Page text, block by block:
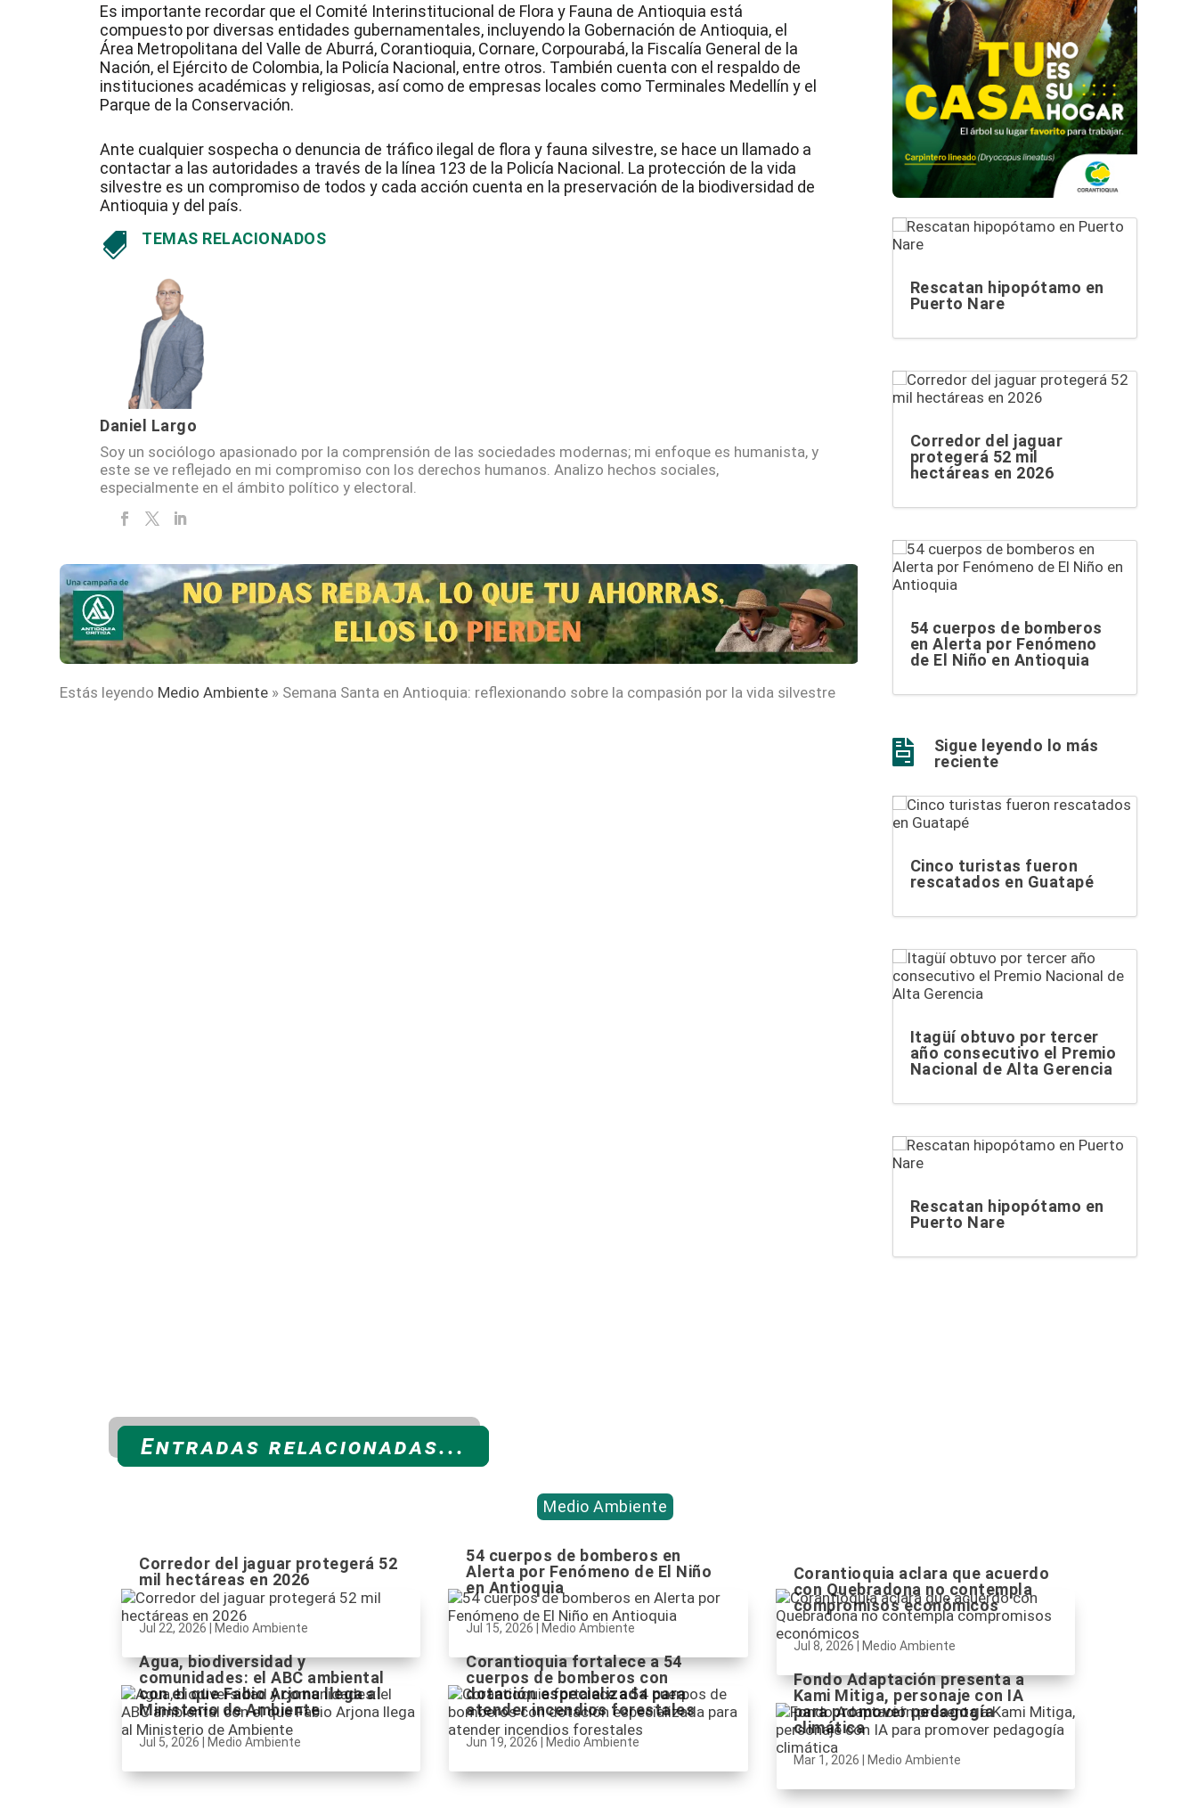
Es importante recordar que el Comité Interinstitucional de Flora y Fauna de Antioquia está
compuesto por diversas entidades gubernamentales, incluyendo la Gobernación de Antioquia, el
Área Metropolitana del Valle de Aburrá, Corantioquia, Cornare, Corpourabá, la Fiscalía General de la
Nación, el Ejército de Colombia, la Policía Nacional, entre otros. También cuenta con el respaldo de
instituciones académicas y religiosas, así como de empresas locales como Terminales Medellín y el
Parque de la Conservación.
Ante cualquier sospecha o denuncia de tráfico ilegal de flora y fauna silvestre, se hace un llamado a
contactar a las autoridades a través de la línea 123 de la Policía Nacional. La protección de la vida
silvestre es un compromiso de todos y cada acción cuenta en la preservación de la biodiversidad de
Antioquia y del país.
 TEMAS RELACIONADOS
Daniel Largo
Soy un sociólogo apasionado por la comprensión de las sociedades modernas; mi enfoque es humanista, y
este se ve reflejado en mi compromiso con los derechos humanos. Analizo hechos sociales,
especialmente en el ámbito político y electoral.
Estás leyendo Medio Ambiente » Semana Santa en Antioquia: reflexionando sobre la compasión por la vida silvestre
Rescatan hipopótamo en
Puerto Nare
Corredor del jaguar
protegerá 52 mil
hectáreas en 2026
54 cuerpos de bomberos
en Alerta por Fenómeno
de El Niño en Antioquia

Sigue leyendo lo más
reciente
Cinco turistas fueron
rescatados en Guatapé
Itagüí obtuvo por tercer
año consecutivo el Premio
Nacional de Alta Gerencia
Rescatan hipopótamo en
Puerto Nare
Entradas relacionadas...
Medio Ambiente
Corredor del jaguar protegerá 52
mil hectáreas en 2026
Jul 22, 2026 Medio Ambiente
Agua, biodiversidad y
comunidades: el ABC ambiental
con el que Fabio Arjona llega al
Ministerio de Ambiente
Jul 5, 2026 Medio Ambiente
54 cuerpos de bomberos en
Alerta por Fenómeno de El Niño
en Antioquia
Jul 15, 2026 Medio Ambiente
Corantioquia fortalece a 54
cuerpos de bomberos con
dotación especializada para
atender incendios forestales
Jun 19, 2026 Medio Ambiente
Corantioquia aclara que acuerdo
con Quebradona no contempla
compromisos económicos
Jul 8, 2026 Medio Ambiente
Fondo Adaptación presenta a
Kami Mitiga, personaje con IA
para promover pedagogía
climática
Mar 1, 2026 Medio Ambiente